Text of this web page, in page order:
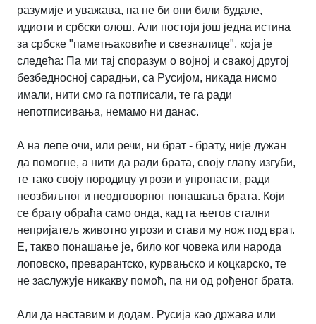
разумије и уважава, па не би они били будале,
идиоти и србски олош. Али постоји још једна истина
за србске "паметњаковиће и свезналице", која је
следећа: Па ми тај споразум о војној и свакој другој
безбедносној сарадњи, са Русијом, никада нисмо
имали, нити смо га потписали, те га ради
непотписивања, немамо ни данас.
А на лепе очи, или речи, ни брат - брату, није дужан
да помогне, а нити да ради брата, своју главу изгуби,
те тако своју породицу угрози и упропасти, ради
неозбиљног и неодговорног понашања брата. Који
се брату обраћа само онда, кад га његов стални
непријатељ животно угрози и стави му нож под врат.
Е, такво понашање је, било ког човека или народа
лоповско, преварантско, курвањско и коцкарско, те
не заслужује никакву помоћ, па ни од рођеног брата.
Али да наставим и додам. Русија као држава или